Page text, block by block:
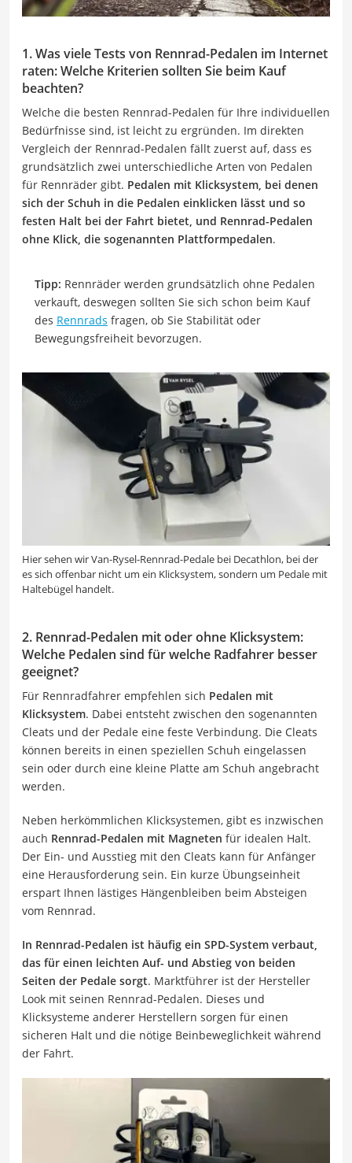
1. Was viele Tests von Rennrad-Pedalen im Internet
raten: Welche Kriterien sollten Sie beim Kauf
beachten?
Welche die besten Rennrad-Pedalen für Ihre individuellen
Bedürfnisse sind, ist leicht zu ergründen. Im direkten
Vergleich der Rennrad-Pedalen fällt zuerst auf, dass es
grundsätzlich zwei unterschiedliche Arten von Pedalen
für Rennräder gibt. Pedalen mit Klicksystem, bei denen
sich der Schuh in die Pedalen einklicken lässt und so
festen Halt bei der Fahrt bietet, und Rennrad-Pedalen
ohne Klick, die sogenannten Plattformpedalen.
Tipp: Rennräder werden grundsätzlich ohne Pedalen
verkauft, deswegen sollten Sie sich schon beim Kauf
des Rennrads fragen, ob Sie Stabilität oder
Bewegungsfreiheit bevorzugen.
Hier sehen wir Van-Rysel-Rennrad-Pedale bei Decathlon, bei der
es sich offenbar nicht um ein Klicksystem, sondern um Pedale mit
Haltebügel handelt.
2. Rennrad-Pedalen mit oder ohne Klicksystem:
Welche Pedalen sind für welche Radfahrer besser
geeignet?
Für Rennradfahrer empfehlen sich Pedalen mit
Klicksystem. Dabei entsteht zwischen den sogenannten
Cleats und der Pedale eine feste Verbindung. Die Cleats
können bereits in einen speziellen Schuh eingelassen
sein oder durch eine kleine Platte am Schuh angebracht
werden.
Neben herkömmlichen Klicksystemen, gibt es inzwischen
auch Rennrad-Pedalen mit Magneten für idealen Halt.
Der Ein- und Ausstieg mit den Cleats kann für Anfänger
eine Herausforderung sein. Ein kurze Übungseinheit
erspart Ihnen lästiges Hängenbleiben beim Absteigen
vom Rennrad.
In Rennrad-Pedalen ist häufig ein SPD-System verbaut,
das für einen leichten Auf- und Abstieg von beiden
Seiten der Pedale sorgt. Marktführer ist der Hersteller
Look mit seinen Rennrad-Pedalen. Dieses und
Klicksysteme anderer Herstellern sorgen für einen
sicheren Halt und die nötige Beinbeweglichkeit während
der Fahrt.